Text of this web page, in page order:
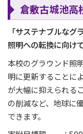
倉敷古城池高
「サステナブルな
照明への転換に向けて
本校のグラウンド照
明に更新することに
が大幅に抑えられる
の削減など、地球に
できます。